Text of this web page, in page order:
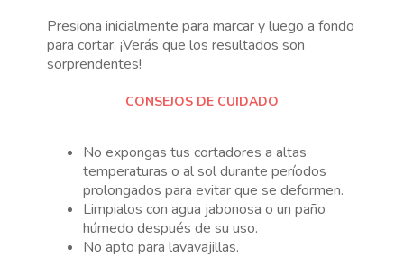
Presiona inicialmente para marcar y luego a fondo
para cortar. ¡Verás que los resultados son
sorprendentes!
CONSEJOS DE CUIDADO
No expongas tus cortadores a altas
temperaturas o al sol durante períodos
prolongados para evitar que se deformen.
Limpialos con agua jabonosa o un paño
húmedo después de su uso.
No apto para lavavajillas.